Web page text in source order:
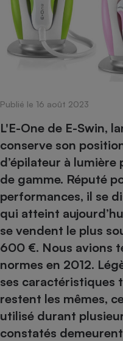
Publié le 16 août 2023
L'E-One de E-Swin,
conserve son
d’épilateur à
de gamme. Réputé
performances, il se
qui atteint
se vendent le plus
600 €. Nous avions
normes en 2012.
ses caractéristiques
restent les mêmes,
utilisé durant
constatés
Choisir son fioul
Choisir son pellet
Comparateur
Energie Moins Chère
Tous les comparateurs
Toutes les cartes